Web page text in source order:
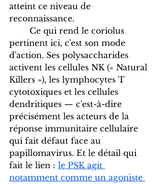
atteint ce niveau de
reconnaissance.
pertinent ici, c'est son mode
d'action. Ses polysaccharides
activent les cellules NK (« Natural
Killers »), les lymphocytes T
cytotoxiques et les cellules
dendritiques — c'est-à-dire
précisément les acteurs de la
réponse immunitaire cellulaire
qui fait défaut face au
papillomavirus. Et le détail qui
fait le lien : le PSK agit
notamment comme un agoniste